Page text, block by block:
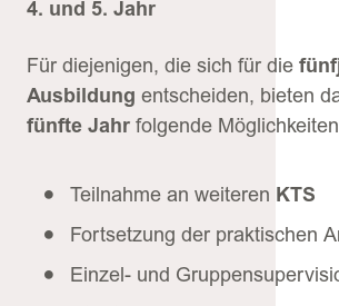
4. und 5. Jahr
Für diejenigen, die sich für die
Ausbildung entscheiden, bieten
fünfte Jahr folgende
Teilnahme an weiteren KTS
Fortsetzung der praktischen
Einzel- und